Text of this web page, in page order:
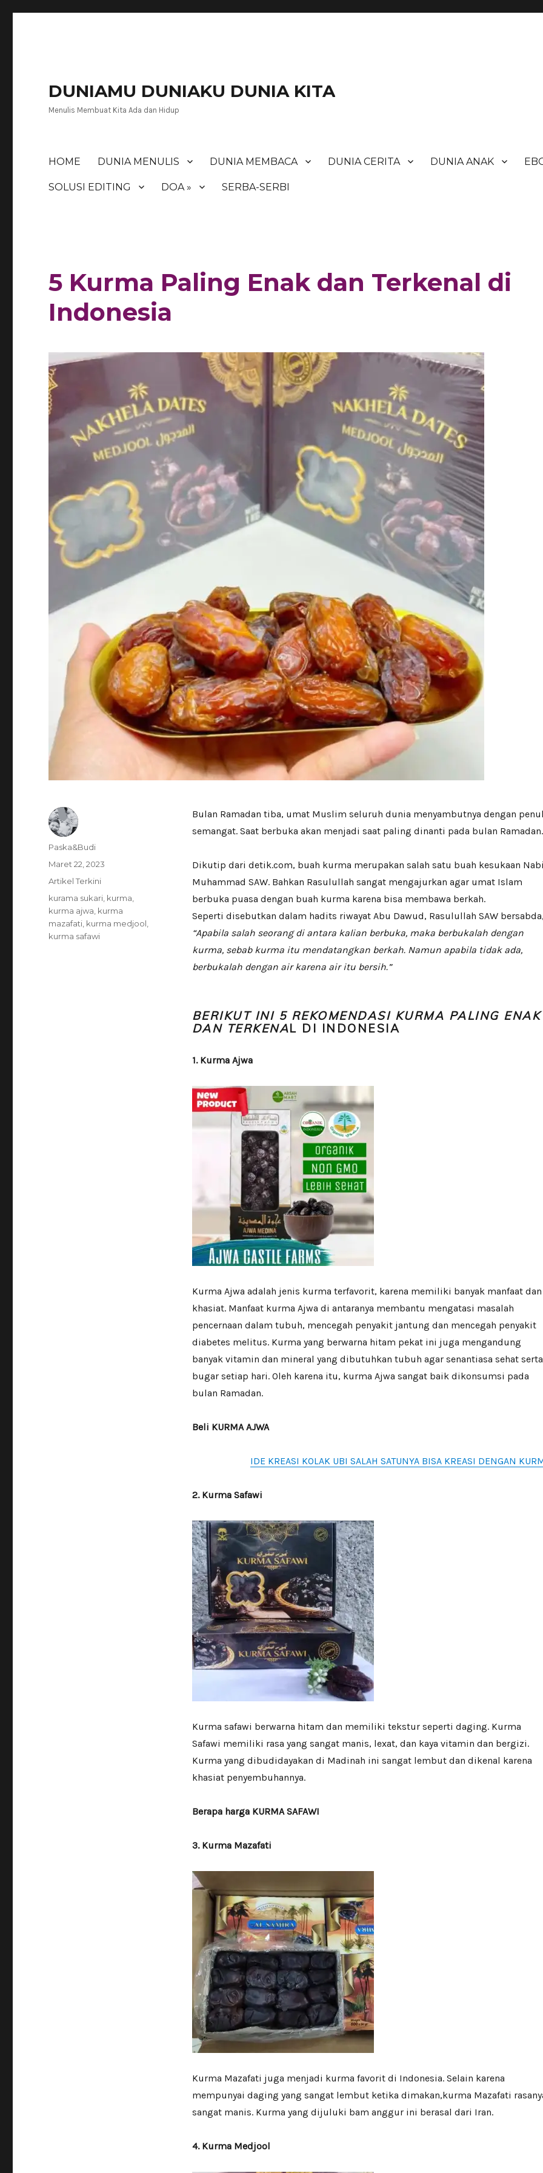
DUNIAMU DUNIAKU DUNIA KITA
Menulis Membuat Kita Ada dan Hidup
HOME DUNIA MENULIS DUNIA MEMBACA DUNIA CERITA DUNIA ANAK
SOLUSI EDITING DOA » SERBA-SERBI
5 Kurma Paling Enak dan Terkenal di
Indonesia
Bulan Ramadan tiba, umat Muslim seluruh dunia menyambutnya dengan
semangat. Saat berbuka akan menjadi saat paling dinanti pada bulan Ramadan.
Dikutip dari detik.com, buah kurma merupakan salah satu buah kesukaan
Muhammad SAW. Bahkan Rasulullah sangat mengajurkan agar umat Islam
berbuka puasa dengan buah kurma karena bisa membawa berkah.
Seperti disebutkan dalam hadits riwayat Abu Dawud, Rasulullah SAW
“Apabila salah seorang di antara kalian berbuka, maka berbukalah dengan
kurma, sebab kurma itu mendatangkan berkah. Namun apabila tidak ada,
berbukalah dengan air karena air itu bersih.”
BERIKUT INI 5 REKOMENDASI KURMA PALING ENAK
DAN TERKENAL DI INDONESIA
1. Kurma Ajwa
Kurma Ajwa adalah jenis kurma terfavorit, karena memiliki banyak manfaat dan
khasiat. Manfaat kurma Ajwa di antaranya membantu mengatasi masalah
pencernaan dalam tubuh, mencegah penyakit jantung dan mencegah penyakit
diabetes melitus. Kurma yang berwarna hitam pekat ini juga mengandung
banyak vitamin dan mineral yang dibutuhkan tubuh agar senantiasa sehat serta
bugar setiap hari. Oleh karena itu, kurma Ajwa sangat baik dikonsumsi pada
bulan Ramadan.
Beli KURMA AJWA
IDE KREASI KOLAK UBI SALAH SATUNYA BISA KREASI DENGAN
2. Kurma Safawi
Kurma safawi berwarna hitam dan memiliki tekstur seperti daging. Kurma
Safawi memiliki rasa yang sangat manis, lexat, dan kaya vitamin dan bergizi.
Kurma yang dibudidayakan di Madinah ini sangat lembut dan dikenal karena
khasiat penyembuhannya.
Berapa harga KURMA SAFAWI
3. Kurma Mazafati
Kurma Mazafati juga menjadi kurma favorit di Indonesia. Selain karena
mempunyai daging yang sangat lembut ketika dimakan,kurma Mazafati
sangat manis. Kurma yang dijuluki bam anggur ini berasal dari Iran.
4. Kurma Medjool
Author
Paska&Budi
Posted
Maret 22, 2023
Categories
Artikel Terkini
Tags
kurama sukari kurma
kurma ajwa kurma
mazafati kurma medjool
kurma safawi